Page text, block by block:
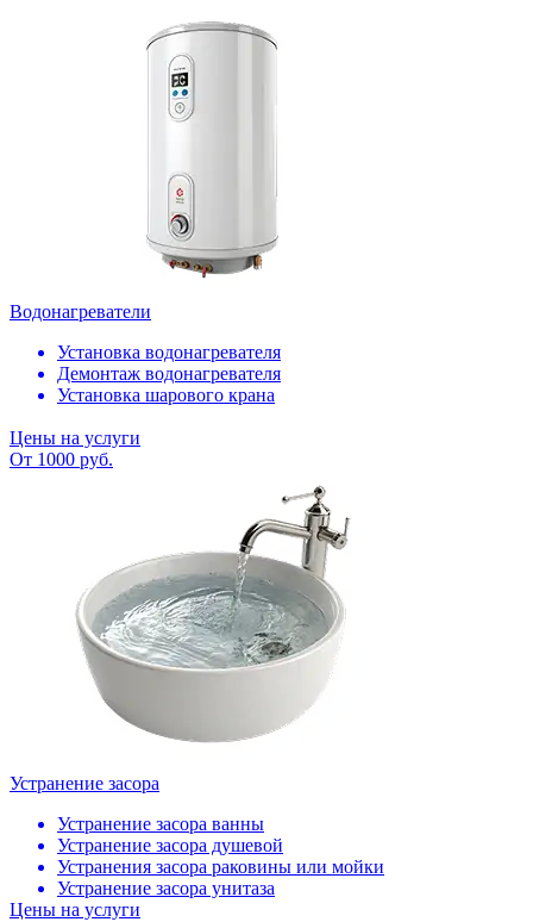
Водонагреватели
Установка водонагревателя
Демонтаж водонагревателя
Установка шарового крана
Цены на услуги
От 1000 руб.
Устранение засора
Устранение засора ванны
Устранение засора душевой
Устранения засора раковины или мойки
Устранение засора унитаза
Цены на услуги